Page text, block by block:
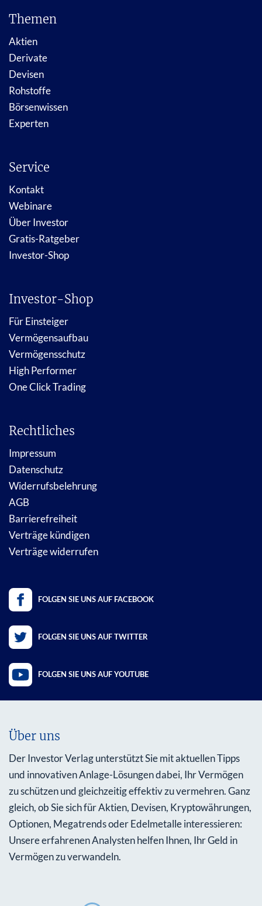
Themen
Aktien
Derivate
Devisen
Rohstoffe
Börsenwissen
Experten
Service
Kontakt
Webinare
Über Investor
Gratis-Ratgeber
Investor-Shop
Investor-Shop
Für Einsteiger
Vermögensaufbau
Vermögensschutz
High Performer
One Click Trading
Rechtliches
Impressum
Datenschutz
Widerrufsbelehrung
AGB
Barrierefreiheit
Verträge kündigen
Verträge widerrufen
FOLGEN SIE UNS AUF FACEBOOK
FOLGEN SIE UNS AUF TWITTER
FOLGEN SIE UNS AUF YOUTUBE
Über uns
Der Investor Verlag unterstützt Sie mit aktuellen Tipps
und innovativen Anlage-Lösungen dabei, Ihr Vermögen
zu schützen und gleichzeitig effektiv zu vermehren. Ganz
gleich, ob Sie sich für Aktien, Devisen, Kryptowährungen,
Optionen, Megatrends oder Edelmetalle interessieren:
Unsere erfahrenen Analysten helfen Ihnen, Ihr Geld in
Vermögen zu verwandeln.